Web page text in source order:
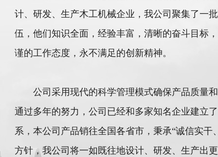
计、研发、生产木工机械企业，我公司聚集了一
伍，他们知识全面，经验丰富，清晰的奋斗目标
谨的工作态度，永不满足的创新精神。
公司采用现代的科学管理模式确保产品质量和
通过多年的努力，公司已经和多家知名企业建立
系，本公司产品销往全国各省市，秉承“诚信实干
方针，我公司将一如既往地设计、研发、生产出